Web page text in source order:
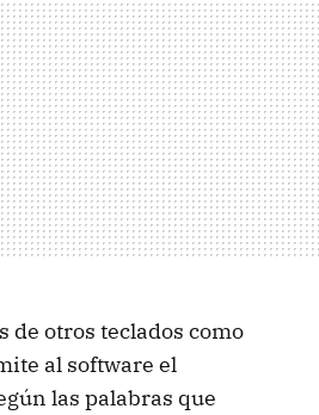
de otros teclados como
al software el
las palabras que